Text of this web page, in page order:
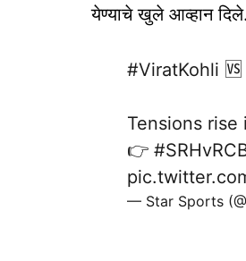
येण्याचे खुले आव्हान दिले.
#ViratKohli 🆚
Tensions rise
👉
— Star Sports